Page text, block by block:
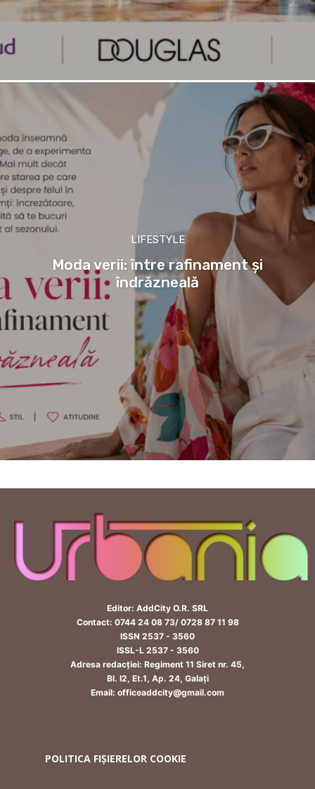
LIFESTYLE
Moda verii: între rafinament și
îndrăzneală
Editor: AddCity O.R. SRL
Contact: 0744 24 08 73/ 0728 87 11 98
ISSN 2537 - 3560
ISSL-L 2537 - 3560
Adresa redacției: Regiment 11 Siret nr. 45,
Bl. I2, Et.1, Ap. 24, Galați
Email: officeaddcity@gmail.com
POLITICA FIȘIERELOR COOKIE